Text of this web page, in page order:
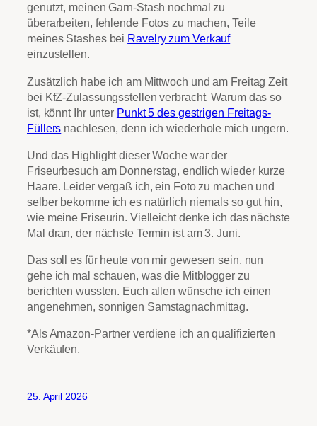
genutzt, meinen Garn-Stash nochmal zu
überarbeiten, fehlende Fotos zu machen, Teile
meines Stashes bei Ravelry zum Verkauf
einzustellen.
Zusätzlich habe ich am Mittwoch und am Freitag Zeit
bei KfZ-Zulassungsstellen verbracht. Warum das so
ist, könnt Ihr unter Punkt 5 des gestrigen Freitags-
Füllers nachlesen, denn ich wiederhole mich ungern.
Und das Highlight dieser Woche war der
Friseurbesuch am Donnerstag, endlich wieder kurze
Haare. Leider vergaß ich, ein Foto zu machen und
selber bekomme ich es natürlich niemals so gut hin,
wie meine Friseurin. Vielleicht denke ich das nächste
Mal dran, der nächste Termin ist am 3. Juni.
Das soll es für heute von mir gewesen sein, nun
gehe ich mal schauen, was die Mitblogger zu
berichten wussten. Euch allen wünsche ich einen
angenehmen, sonnigen Samstagnachmittag.
*Als Amazon-Partner verdiene ich an qualifizierten
Verkäufen.
25. April 2026